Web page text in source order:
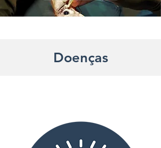
Doenças